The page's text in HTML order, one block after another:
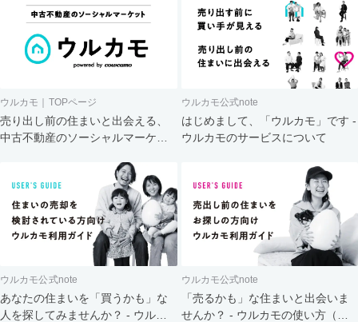
ウルカモ｜TOPページ
売り出し前の住まいと出会える、
中古不動産のソーシャルマーケッ
ウルカモ公式note
はじめまして、「ウルカモ」です -
ウルカモのサービスについて
ウルカモ公式note
あなたの住まいを「買うかも」な
人を探してみませんか？ - ウルカ
ウルカモ公式note
「売るかも」な住まいと出会いま
せんか？ - ウルカモの使い方（買